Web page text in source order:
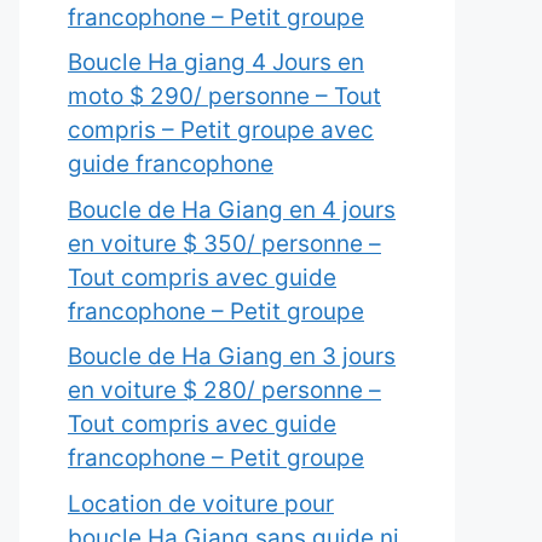
francophone – Petit groupe
Boucle Ha giang 4 Jours en
moto $ 290/ personne – Tout
compris – Petit groupe avec
guide francophone
Boucle de Ha Giang en 4 jours
en voiture $ 350/ personne –
Tout compris avec guide
francophone – Petit groupe
Boucle de Ha Giang en 3 jours
en voiture $ 280/ personne –
Tout compris avec guide
francophone – Petit groupe
Location de voiture pour